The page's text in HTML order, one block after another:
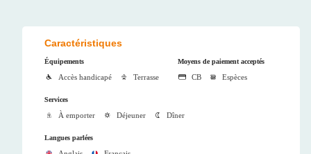
Caractéristiques
Équipements
Accès handicapé Terrasse
Moyens de paiement acceptés
CB Espèces
Services
À emporter Déjeuner Dîner
Langues parlées